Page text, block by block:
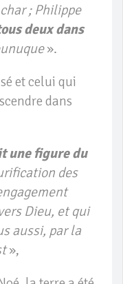
; Philippe
deux dans
».
et celui qui
dans
une figure du
des
Dieu, et qui
aussi, par la
»,